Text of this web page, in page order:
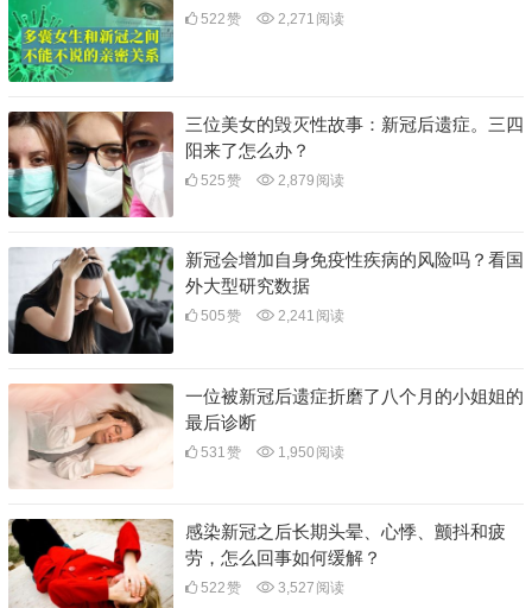
522赞 2,271 阅读
三位美女的毁灭性故事：新冠后遗症。三四
阳来了怎么办？
525赞 2,879 阅读
新冠会增加自身免疫性疾病的风险吗？看国
外大型研究数据
505赞 2,241 阅读
一位被新冠后遗症折磨了八个月的小姐姐的
最后诊断
531赞 1,950 阅读
感染新冠之后长期头晕、心悸、颤抖和疲
劳，怎么回事如何缓解？
522赞 3,527 阅读